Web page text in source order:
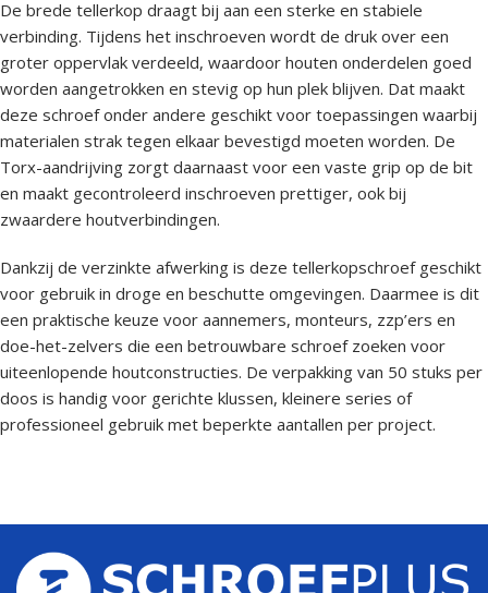
De brede tellerkop draagt bij aan een sterke en stabiele
verbinding. Tijdens het inschroeven wordt de druk over een
groter oppervlak verdeeld, waardoor houten onderdelen goed
worden aangetrokken en stevig op hun plek blijven. Dat maakt
deze schroef onder andere geschikt voor toepassingen waarbij
materialen strak tegen elkaar bevestigd moeten worden. De
Torx-aandrijving zorgt daarnaast voor een vaste grip op de bit
en maakt gecontroleerd inschroeven prettiger, ook bij
zwaardere houtverbindingen.
Dankzij de verzinkte afwerking is deze tellerkopschroef geschikt
voor gebruik in droge en beschutte omgevingen. Daarmee is dit
een praktische keuze voor aannemers, monteurs, zzp’ers en
doe-het-zelvers die een betrouwbare schroef zoeken voor
uiteenlopende houtconstructies. De verpakking van 50 stuks per
doos is handig voor gerichte klussen, kleinere series of
professioneel gebruik met beperkte aantallen per project.